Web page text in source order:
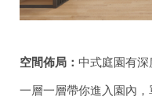
空間佈局： 中式庭園有
一層一層帶你進入園內